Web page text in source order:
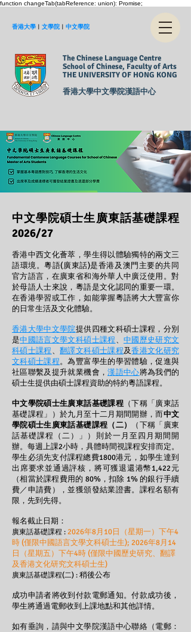
function changeTab(tabReference: union): Promise;
香港大學 ︱ 文學院 ︱ 中文學院
The Chinese Language Centre
School of Chinese, Faculty of Arts
THE UNIVERSITY OF HONG KONG
香港大學中文學院漢語中心
中文學院碩士生廣東話基礎課程
2026/27
香港中西文化薈萃，學生得以體驗獨特的兩文三
語環境。粵語(廣東話)是香港及澳門主要的共同
官方語言，在廣東省和海外華人中廣泛使用。對
於母語人士來說，粵語是文化認同的重要一環。
在香港學習或工作，如能掌握粵語將大大豐富你
的日常生活及文化體驗。
香港大學中文學院提供四種文科碩士課程，分別
是中國語言文學文科碩士課程、 中國歷史研究文
科碩士課程、翻譯文科碩士課程及香港文化研究
文科碩士課程。為豐富學生的學習體驗，促進與
社區聯繫及提升就業機會，漢語中心將為我們的
碩士生提供由碩士課程資助的特約粵語課程。
中文學院碩士生廣東話基礎課程（下稱「 廣東話
基礎課程」）於九月至十二月期間開辦，而中文
學院碩士生廣東話基礎課程（二）
（下稱「 廣東
話基礎課程（二）」）則於一月至四月期間開
辦。每週上課2小時，具體時間視課程安排而定。
學生必須先支付課程總費1800港元，如學生達到
出席要求並通過評核，將可獲退還港幣1,422元
（相當於課程費用的 80%，扣除 1% 的銀行手續
費／申請費），並獲頒發結業證書。課程名額有
限，先到先得。
報名截止日期：
廣東話基礎課程 : 2026年8月10日（星期一）下午4
時 (僅限中國語言文學文科碩士生); 2026年8月14
日（星期五）下午4時 (僅限中國歷史研究、翻譯
及香港文化研究文科碩士生)
廣東話基礎課程(二) : 稍後公布
成功申請者將收到付款電郵通知。付款成功後，
學生將通過電郵收到上課地點和其他詳情。
如有垂詢，請與中文學院漢語中心聯絡（電郵：